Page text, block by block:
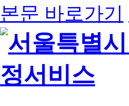
본문 바로가기